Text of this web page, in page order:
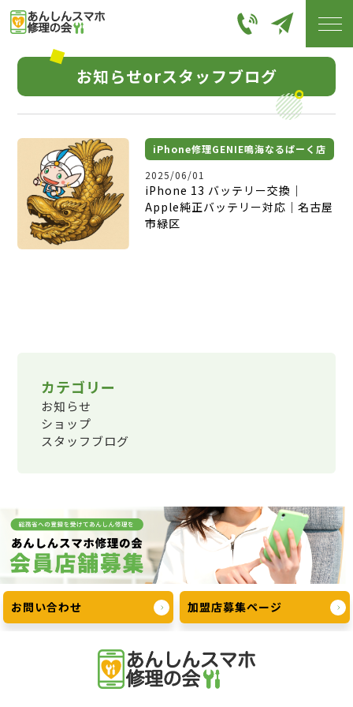
お知らせorスタッフブログ
iPhone修理GENIE鳴海なるぱーく店
2025/06/01
iPhone 13 バッテリー交換｜
Apple純正バッテリー対応｜名古屋
市緑区
カテゴリー
お知らせ
ショップ
スタッフブログ
お問い合わせ 加盟店募集ページ